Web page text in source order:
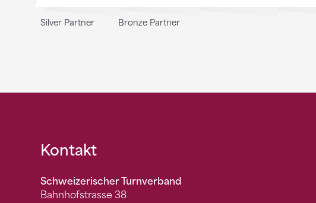
Silver Partner Bronze Partner
Fusszeile
Kontakt
Schweizerischer Turnverband
Bahnhofstrasse 38